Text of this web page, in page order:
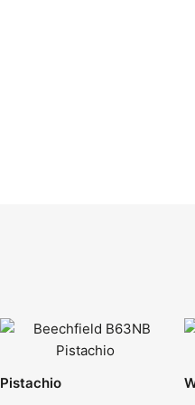
Pistachio